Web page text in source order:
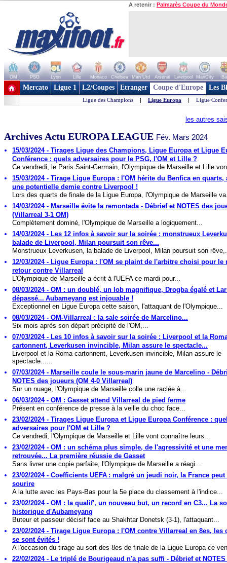
A retenir : Palmarès Coupe du
OM PSG Lyon Lille Monaco Chelsea Man Utd Arsenal Liverpool ManCity
+ de clubs
Mercato Ligue 1 L2/Coupes Etranger Coupe d'Europe Les
Ligue des Champions | Ligue Europa | Ligue
les autres
Archives Actu EUROPA LEAGUE Fév. Mars 2024
15/03/2024 - Tirages Ligue des Champions, Ligue Europa et Ligue
Conférence : quels adversaires pour le PSG, l'OM et Lille ?
Ce vendredi, le Paris Saint-Germain, l'Olympique de Marseille et Lille
15/03/2024 - Tirage Ligue Europa : l'OM hérite du Benfica en quarts,
une potentielle demie contre Liverpool !
Lors des quarts de finale de la Ligue Europa, l'Olympique de Marseille
14/03/2024 - Marseille évite la remontada - Débrief et NOTES des
(Villarreal 3-1 OM)
Complètement dominé, l'Olympique de Marseille a logiquement...
14/03/2024 - Les 12 infos à savoir sur la soirée : monstrueux
balade de Liverpool, Milan poursuit son rêve...
Monstrueux Leverkusen, la balade de Liverpool, Milan poursuit son
12/03/2024 - Ligue Europa : l'OM se plaint de l'arbitre choisi pour le
retour contre Villarreal
L'Olympique de Marseille a écrit à l'UEFA ce mardi pour...
08/03/2024 - OM : un doublé, un lob magnifique, Drogba égalé et
dépassé... Aubameyang est injouable !
Exceptionnel en Ligue Europa cette saison, l'attaquant de l'Olympique...
08/03/2024 - OM-Villarreal : la sale soirée de Marcelino...
Six mois après son départ précipité de l'OM,...
07/03/2024 - Les 10 infos à savoir sur la soirée : Liverpool et la
cartonnent, Leverkusen invincible, Milan assure le spectacle...
Liverpool et la Roma cartonnent, Leverkusen invincible, Milan assure le
spectacle......
07/03/2024 - Marseille coule le sous-marin jaune de Marcelino -
NOTES des joueurs (OM 4-0 Villarreal)
Sur un nuage, l'Olympique de Marseille colle une raclée à...
06/03/2024 - OM : Gasset attend Villarreal de pied ferme
Présent en conférence de presse à la veille du choc face...
23/02/2024 - Tirages Ligue Europa et Ligue Europa Conférence :
adversaires pour l'OM et Lille ?
Ce vendredi, l'Olympique de Marseille et Lille vont connaître leurs...
23/02/2024 - OM : un schéma plus simple, de l'agressivité et une
retrouvée... La première réussie de Gasset
Sans livrer une copie parfaite, l'Olympique de Marseille a réagi...
23/02/2024 - Coefficients UEFA : malgré un jeudi noir, la France
sourire
A la lutte avec les Pays-Bas pour la 5e place du classement à l'indice...
23/02/2024 - OM : la qualif', un nouveau but, un record en C3... La
historique d'Aubameyang
Buteur et passeur décisif face au Shakhtar Donetsk (3-1), l'attaquant...
23/02/2024 - Tirage Ligue Europa : l'OM contre Villarreal en 8es, les
se sont évités !
A l'occasion du tirage au sort des 8es de finale de la Ligue Europa ce
22/02/2024 - Le triplé de Bourigeaud n'a pas suffi - Débrief et NOTES